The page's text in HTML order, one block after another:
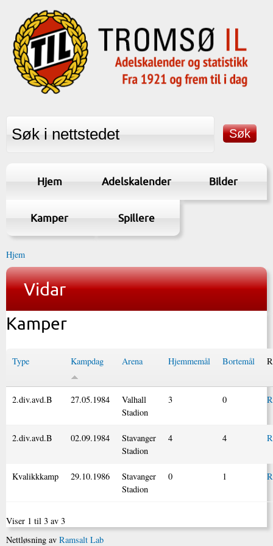
Hjem Adelskalender Bilder
Kamper Spillere
Hjem
Vidar
Kamper
Type Kampdag Arena Hjemmemål Bortemål
2.div.avd.B 27.05.1984
Valhall
Stadion
3 0
2.div.avd.B 02.09.1984
Stavanger
Stadion
4 4
Kvalikkkamp 29.10.1986
Stavanger
Stadion
0 1
Viser 1 til 3 av 3
Nettløsning av Ramsalt Lab